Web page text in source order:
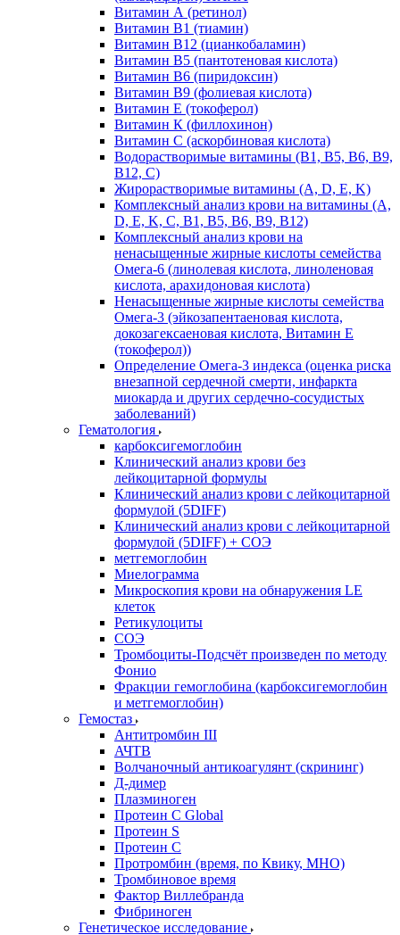
Витамин А (ретинол)
Витамин В1 (тиамин)
Витамин В12 (цианкобаламин)
Витамин В5 (пантотеновая кислота)
Витамин В6 (пиридоксин)
Витамин В9 (фолиевая кислота)
Витамин Е (токоферол)
Витамин К (филлохинон)
Витамин С (аскорбиновая кислота)
Водорастворимые витамины (B1, B5, B6, В9,
В12, С)
Жирорастворимые витамины (A, D, E, K)
Комплексный анализ крови на витамины (A,
D, E, K, C, B1, B5, B6, В9, B12)
Комплексный анализ крови на
ненасыщенные жирные кислоты семейства
Омега-6 (линолевая кислота, линоленовая
кислота, арахидоновая кислота)
Ненасыщенные жирные кислоты семейства
Омега-3 (эйкозапентаеновая кислота,
докозагексаеновая кислота, Витамин E
(токоферол))
Определение Омега-3 индекса (оценка риска
внезапной сердечной смерти, инфаркта
миокарда и других сердечно-сосудистых
заболеваний)
Гематология
карбоксигемоглобин
Клинический анализ крови без
лейкоцитарной формулы
Клинический анализ крови с лейкоцитарной
формулой (5DIFF)
Клинический анализ крови с лейкоцитарной
формулой (5DIFF) + СОЭ
метгемоглобин
Миелограмма
Микроскопия крови на обнаружения LE
клеток
Ретикулоциты
СОЭ
Тромбоциты-Подсчёт произведен по методу
Фонио
Фракции гемоглобина (карбоксигемоглобин
и метгемоглобин)
Гемостаз
Антитромбин III
АЧТВ
Волчаночный антикоагулянт (скрининг)
Д-димер
Плазминоген
Протеин C Global
Протеин S
Протеин С
Протромбин (время, по Квику, МНО)
Тромбиновое время
Фактор Виллебранда
Фибриноген
Генетическое исследование